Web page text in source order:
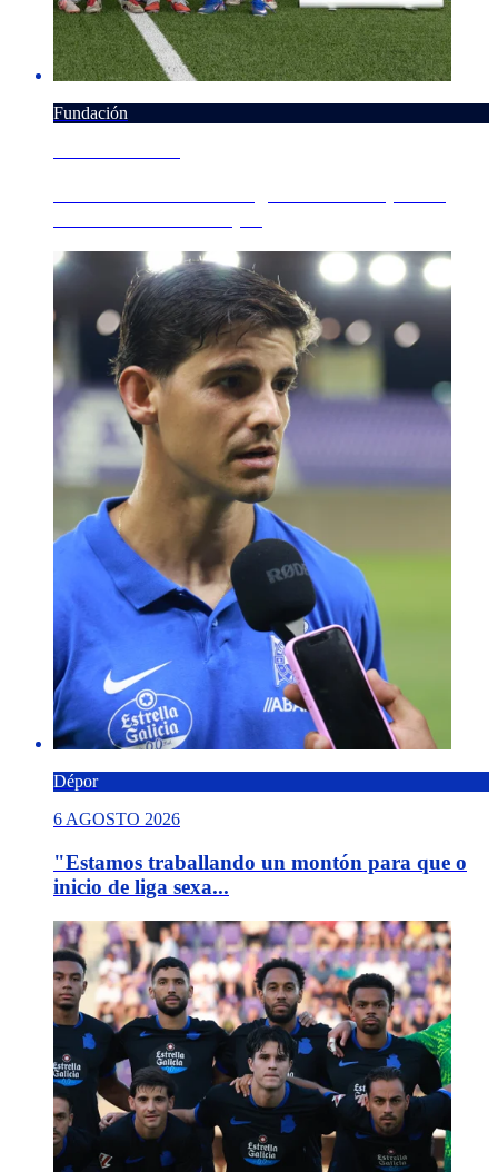
Fundación
Dépor
6 AGOSTO 2026
"Estamos traballando un montón para que o
inicio de liga sexa...